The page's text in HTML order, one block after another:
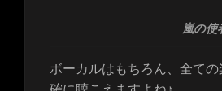
嵐の使
ボーカルはもちろん、全て